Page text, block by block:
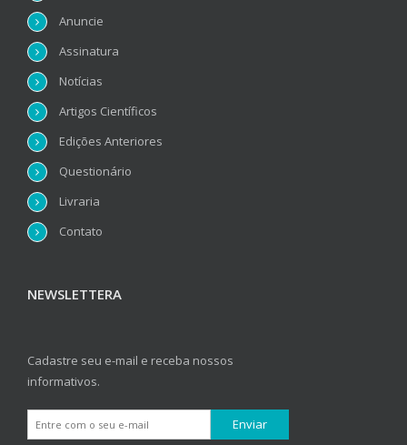
Anuncie
Assinatura
Notícias
Artigos Científicos
Edições Anteriores
Questionário
Livraria
Contato
NEWSLETTERA
Cadastre seu e-mail e receba nossos
informativos.